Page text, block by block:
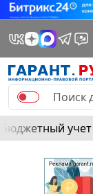
Бюджетный учет